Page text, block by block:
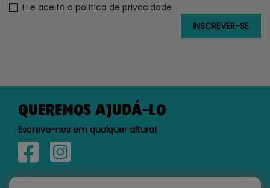
Li e aceito a política de privacidade
QUEREMOS AJUDÁ-LO
Escreva-nos em qualquer altura!